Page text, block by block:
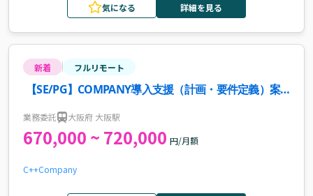
気になる 詳細を見る
新着 フルリモート
【SE/PG】COMPANY導入支援（計画・要件定義）案
業務委託 大阪府 大阪駅
670,000 ~ 720,000 円/月額
C++Company